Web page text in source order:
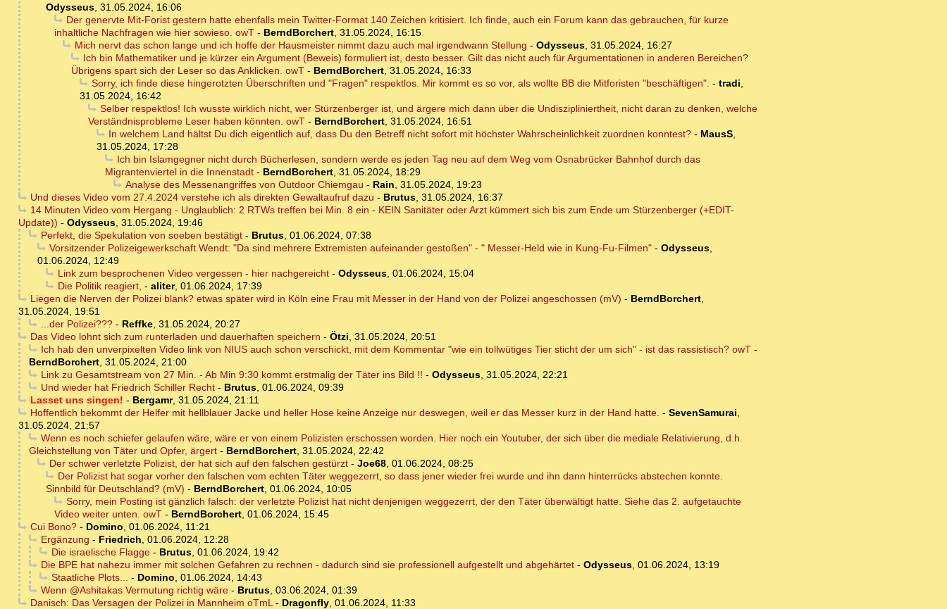
Odysseus, 31.05.2024, 16:06
Der genervte Mit-Forist gestern hatte ebenfalls mein Twitter-Format 140 Zeichen kritisiert. Ich finde, auch ein Forum kann das gebrauchen, für kurze
inhaltliche Nachfragen wie hier sowieso. owT - BerndBorchert, 31.05.2024, 16:15
Mich nervt das schon lange und ich hoffe der Hausmeister nimmt dazu auch mal irgendwann Stellung - Odysseus, 31.05.2024, 16:27
Ich bin Mathematiker und je kürzer ein Argument (Beweis) formuliert ist, desto besser. Gilt das nicht auch für Argumentationen in anderen Bereichen?
Übrigens spart sich der Leser so das Anklicken. owT - BerndBorchert, 31.05.2024, 16:33
Sorry, ich finde diese hingerotzten Überschriften und "Fragen" respektlos. Mir kommt es so vor, als wollte BB die Mitforisten "beschäftigen". - tradi,
31.05.2024, 16:42
Selber respektlos! Ich wusste wirklich nicht, wer Stürzenberger ist, und ärgere mich dann über die Undiszipliniertheit, nicht daran zu denken, welche
Verständnisprobleme Leser haben könnten. owT - BerndBorchert, 31.05.2024, 16:51
In welchem Land hältst Du dich eigentlich auf, dass Du den Betreff nicht sofort mit höchster Wahrscheinlichkeit zuordnen konntest?- MausS,
31.05.2024, 17:28
Ich bin Islamgegner nicht durch Bücherlesen, sondern werde es jeden Tag neu auf dem Weg vom Osnabrücker Bahnhof durch das
Migrantenviertel in die Innenstadt - BerndBorchert, 31.05.2024, 18:29
Analyse des Messenangriffes von Outdoor Chiemgau - Rain, 31.05.2024, 19:23
Und dieses Video vom 27.4.2024 verstehe ich als direkten Gewaltaufruf dazu - Brutus, 31.05.2024, 16:37
14 Minuten Video vom Hergang - Unglaublich: 2 RTWs treffen bei Min. 8 ein - KEIN Sanitäter oder Arzt kümmert sich bis zum Ende um Stürzenberger (+EDIT-
Update)) - Odysseus, 31.05.2024, 19:46
Perfekt, die Spekulation von soeben bestätigt- Brutus, 01.06.2024, 07:38
Vorsitzender Polizeigewerkschaft Wendt: "Da sind mehrere Extremisten aufeinander gestoßen" - " Messer-Held wie in Kung-Fu-Filmen"- Odysseus,
01.06.2024, 12:49
Link zum besprochenen Video vergessen - hier nachgereicht- Odysseus, 01.06.2024, 15:04
Die Politik reagiert, - aliter, 01.06.2024, 17:39
Liegen die Nerven der Polizei blank? etwas später wird in Köln eine Frau mit Messer in der Hand von der Polizei angeschossen (mV) - BerndBorchert,
31.05.2024, 19:51
...der Polizei???- Reffke, 31.05.2024, 20:27
Das Video lohnt sich zum runterladen und dauerhaften speichern - Ötzi, 31.05.2024, 20:51
Ich hab den unverpixelten Video link von NIUS auch schon verschickt, mit dem Kommentar "wie ein tollwütiges Tier sticht der um sich" - ist das rassistisch? owT-
BerndBorchert, 31.05.2024, 21:00
Link zu Gesamtstream von 27 Min. - Ab Min 9:30 kommt erstmalig der Täter ins Bild !! - Odysseus, 31.05.2024, 22:21
Und wieder hat Friedrich Schiller Recht- Brutus, 01.06.2024, 09:39
Lasset uns singen! - Bergamr, 31.05.2024, 21:11
Hoffentlich bekommt der Helfer mit hellblauer Jacke und heller Hose keine Anzeige nur deswegen, weil er das Messer kurz in der Hand hatte. - SevenSamurai,
31.05.2024, 21:57
Wenn es noch schiefer gelaufen wäre, wäre er von einem Polizisten erschossen worden. Hier noch ein Youtuber, der sich über die mediale Relativierung, d.h.
Gleichstellung von Täter und Opfer, ärgert - BerndBorchert, 31.05.2024, 22:42
Der schwer verletzte Polizist, der hat sich auf den falschen gestürzt- Joe68, 01.06.2024, 08:25
Der Polizist hat sogar vorher den falschen vom echten Täter weggezerrt, so dass jener wieder frei wurde und ihn dann hinterrücks abstechen konnte.
Sinnbild für Deutschland? (mV) - BerndBorchert, 01.06.2024, 10:05
Sorry, mein Posting ist gänzlich falsch: der verletzte Polizist hat nicht denjenigen weggezerrt, der den Täter überwältigt hatte. Siehe das 2. aufgetauchte
Video weiter unten. owT - BerndBorchert, 01.06.2024, 15:45
Cui Bono?- Domino, 01.06.2024, 11:21
Ergänzung - Friedrich, 01.06.2024, 12:28
Die israelische Flagge- Brutus, 01.06.2024, 19:42
Die BPE hat nahezu immer mit solchen Gefahren zu rechnen - dadurch sind sie professionell aufgestellt und abgehärtet- Odysseus, 01.06.2024, 13:19
Staatliche Plots... - Domino, 01.06.2024, 14:43
Wenn @Ashitakas Vermutung richtig wäre- Brutus, 03.06.2024, 01:39
Danisch: Das Versagen der Polizei in Mannheim oTmL- Dragonfly, 01.06.2024, 11:33